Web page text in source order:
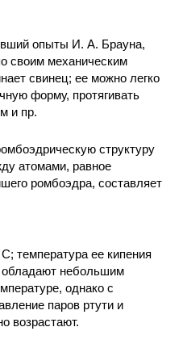
опыты И. А. Брауна,
своим механическим
свинец; ее можно легко
форму, протягивать
и пр.
структуру
атомами, равное
ромбоэдра, составляет
температура ее кипения
обладают небольшим
однако с
паров ртути и
возрастают.